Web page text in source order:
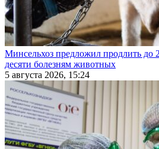
Минсельхоз предложил продлить до
десяти болезням животных
5 августа 2026, 15:24